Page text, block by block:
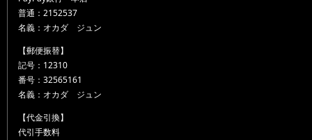
普通：2152537
名義：オカダ ジュン
【郵便振替】
記号：12310
番号：32565161
名義：オカダ ジュン
【代金引換】
代引手数料